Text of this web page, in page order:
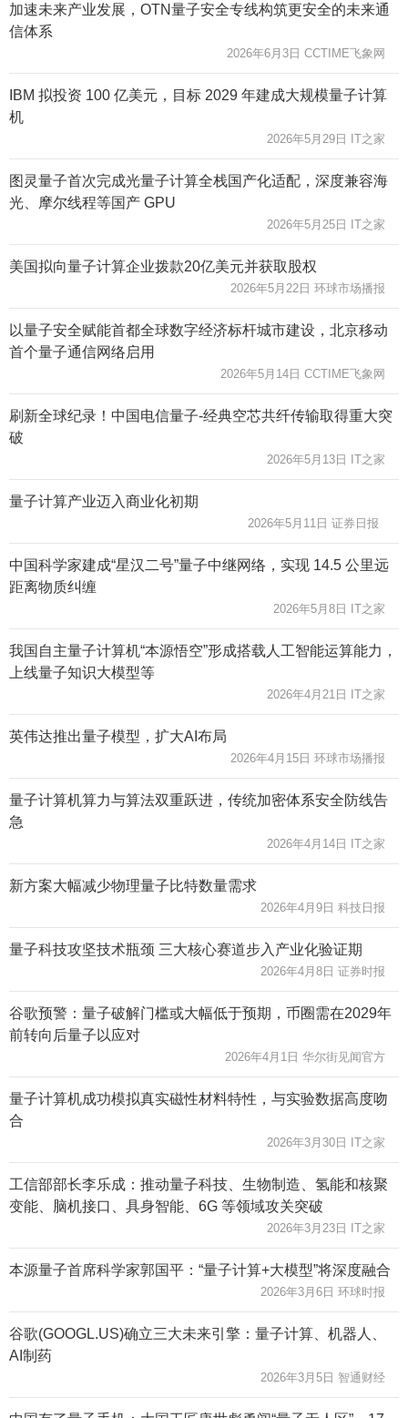
加速未来产业发展，OTN量子安全专线构筑更安全的未来通
信体系
2026年6月3日 CCTIME飞象网
IBM 拟投资 100 亿美元，目标 2029 年建成大规模量子计算
机
2026年5月29日 IT之家
图灵量子首次完成光量子计算全栈国产化适配，深度兼容海
光、摩尔线程等国产 GPU
2026年5月25日 IT之家
美国拟向量子计算企业拨款20亿美元并获取股权
2026年5月22日 环球市场播报
以量子安全赋能首都全球数字经济标杆城市建设，北京移动
首个量子通信网络启用
2026年5月14日 CCTIME飞象网
刷新全球纪录！中国电信量子-经典空芯共纤传输取得重大突
破
2026年5月13日 IT之家
量子计算产业迈入商业化初期
2026年5月11日 证券日报
中国科学家建成“星汉二号”量子中继网络，实现 14.5 公里远
距离物质纠缠
2026年5月8日 IT之家
我国自主量子计算机“本源悟空”形成搭载人工智能运算能力，
上线量子知识大模型等
2026年4月21日 IT之家
英伟达推出量子模型，扩大AI布局
2026年4月15日 环球市场播报
量子计算机算力与算法双重跃进，传统加密体系安全防线告
急
2026年4月14日 IT之家
新方案大幅减少物理量子比特数量需求
2026年4月9日 科技日报
量子科技攻坚技术瓶颈 三大核心赛道步入产业化验证期
2026年4月8日 证券时报
谷歌预警：量子破解门槛或大幅低于预期，币圈需在2029年
前转向后量子以应对
2026年4月1日 华尔街见闻官方
量子计算机成功模拟真实磁性材料特性，与实验数据高度吻
合
2026年3月30日 IT之家
工信部部长李乐成：推动量子科技、生物制造、氢能和核聚
变能、脑机接口、具身智能、6G 等领域攻关突破
2026年3月23日 IT之家
本源量子首席科学家郭国平：“量子计算+大模型”将深度融合
2026年3月6日 环球时报
谷歌(GOOGL.US)确立三大未来引擎：量子计算、机器人、
AI制药
2026年3月5日 智通财经